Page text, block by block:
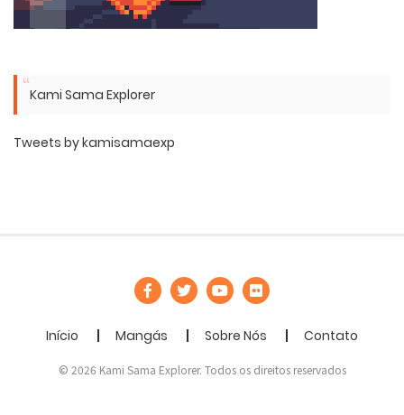
Kami Sama Explorer
Tweets by kamisamaexp
Início Mangás Sobre Nós Contato
© 2026 Kami Sama Explorer. Todos os direitos reservados